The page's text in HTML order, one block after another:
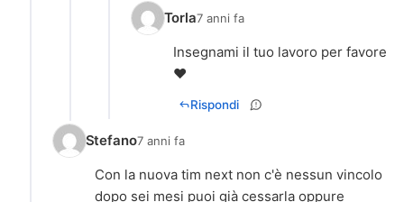
Torla7 anni fa
Insegnami il tuo lavoro per favore
❤️
Rispondi
Stefano7 anni fa
Con la nuova tim next non c'è nessun vincolo
dopo sei mesi puoi già cessarla oppure